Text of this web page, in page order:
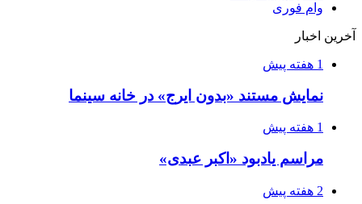
وام فوری
آخرین اخبار
1 هفته پیش
نمایش مستند «بدون ایرج» در خانه سینما
1 هفته پیش
مراسم یادبود «اکبر عبدی»
2 هفته پیش